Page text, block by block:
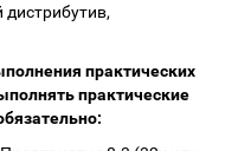
практических
практические